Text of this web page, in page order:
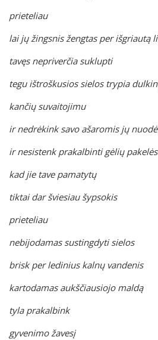
prieteliau
lai jų žingsnis žengtas per išgriautą
tavęs nepriverčia suklupti
tegu ištroškusios sielos trypia
kančių suvaitojimu
ir nedrėkink savo ašaromis jų
ir nesistenk prakalbinti gėlių pakelės
kad jie tave pamatytų
tiktai dar šviesiau šypsokis
prieteliau
nebijodamas sustingdyti sielos
brisk per ledinius kalnų vandenis
kartodamas aukščiausiojo maldą
tyla prakalbink
gyvenimo žavesį